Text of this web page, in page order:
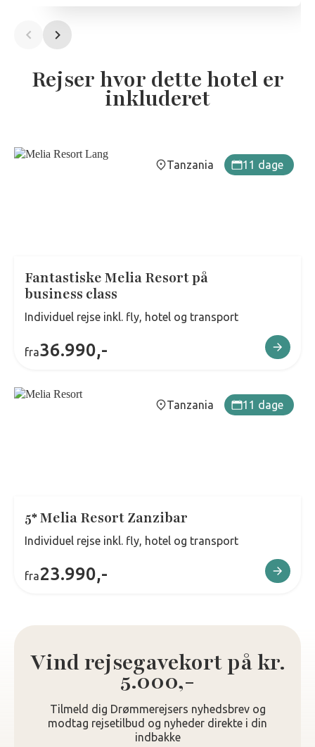
Rejser hvor dette hotel er
inkluderet
Tanzania 11 dage
Fantastiske Melia Resort på
business class
Individuel rejse inkl. fly, hotel og transport
fra36.990,-
Tanzania 11 dage
5* Melia Resort Zanzibar
Individuel rejse inkl. fly, hotel og transport
fra23.990,-
Vind rejsegavekort på kr.
5.000,-
Tilmeld dig Drømmerejsers nyhedsbrev og
modtag rejsetilbud og nyheder direkte i din
indbakke